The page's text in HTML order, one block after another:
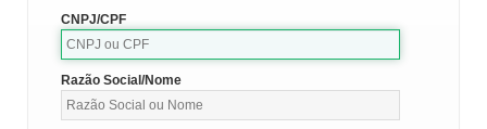
CNPJ/CPF
Razão Social/Nome